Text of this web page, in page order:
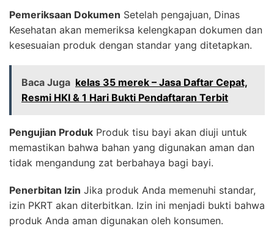
Pemeriksaan Dokumen Setelah pengajuan, Dinas
Kesehatan akan memeriksa kelengkapan dokumen dan
kesesuaian produk dengan standar yang ditetapkan.
Baca Juga kelas 35 merek – Jasa Daftar Cepat,
Resmi HKI & 1 Hari Bukti Pendaftaran Terbit
Pengujian Produk Produk tisu bayi akan diuji untuk
memastikan bahwa bahan yang digunakan aman dan
tidak mengandung zat berbahaya bagi bayi.
Penerbitan Izin Jika produk Anda memenuhi standar,
izin PKRT akan diterbitkan. Izin ini menjadi bukti bahwa
produk Anda aman digunakan oleh konsumen.